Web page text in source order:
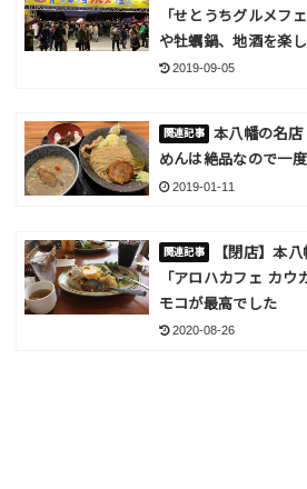
「せとうちグルメフ
や牡蠣鍋、地酒を楽
2019-09-05
本八幡の名店
めんは絶品なので一
2019-01-11
【閉店】本
「アロハカフェ カ
モコが最高でした
2020-08-26